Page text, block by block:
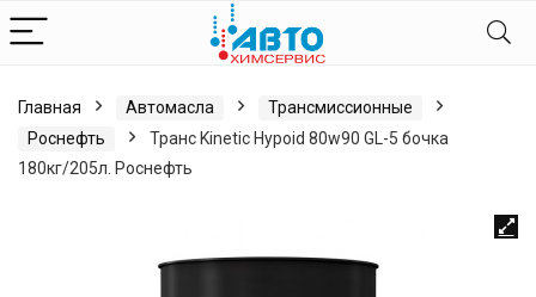
Главная Автомасла
Трансмиссионные
Роснефть
Транс Kinetic Hypoid 80w90 GL-5 бочка
180кг/205л. Роснефть